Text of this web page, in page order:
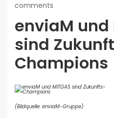
comments
enviaM und
sind
Champions
(Bildquelle: enviaM-Gruppe)